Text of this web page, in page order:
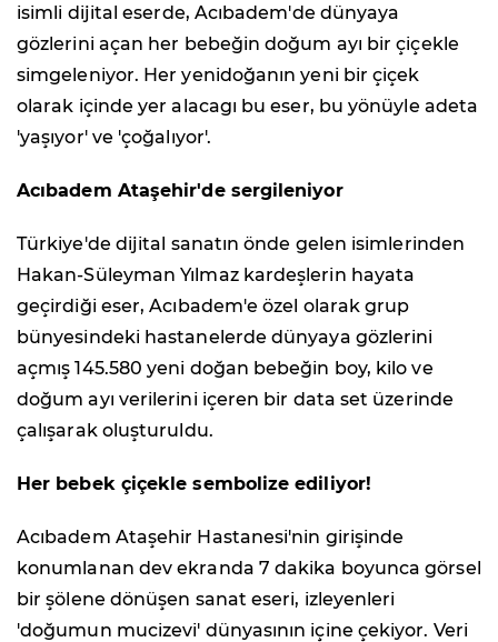
isimli dijital eserde, Acıbadem'de dünyaya
gözlerini açan her bebeğin doğum ayı bir çiçekle
simgeleniyor. Her yenidoğanın yeni bir çiçek
olarak içinde yer alacagı bu eser, bu yönüyle adeta
'yaşıyor' ve 'çoğalıyor'.
Acıbadem Ataşehir'de sergileniyor
Türkiye'de dijital sanatın önde gelen isimlerinden
Hakan-Süleyman Yılmaz kardeşlerin hayata
geçirdiği eser, Acıbadem'e özel olarak grup
bünyesindeki hastanelerde dünyaya gözlerini
açmış 145.580 yeni doğan bebeğin boy, kilo ve
doğum ayı verilerini içeren bir data set üzerinde
çalışarak oluşturuldu.
Her bebek çiçekle sembolize ediliyor!
Acıbadem Ataşehir Hastanesi'nin girişinde
konumlanan dev ekranda 7 dakika boyunca görsel
bir şölene dönüşen sanat eseri, izleyenleri
'doğumun mucizevi' dünyasının içine çekiyor. Veri